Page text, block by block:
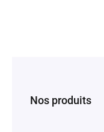
Nos produits